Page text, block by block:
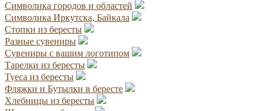
Символика городов и областей
Символика Иркутска, Байкала
Стопки из бересты
Разные сувениры
Сувениры с вашим логотипом
Тарелки из бересты
Туеса из бересты
Фляжки и Бутылки в бересте
Хлебницы из бересты